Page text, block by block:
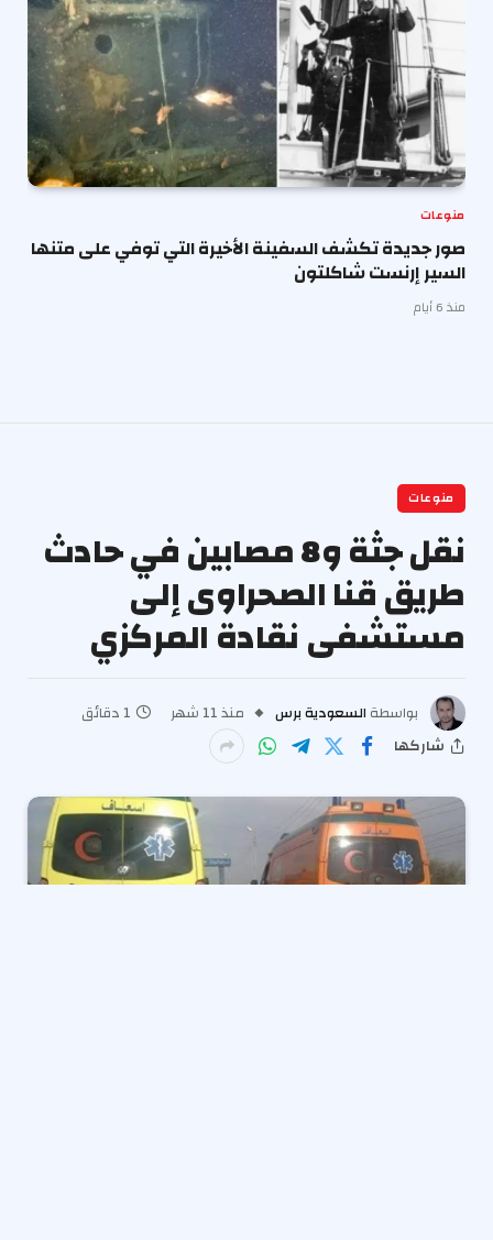
منوعات
صور جديدة تكشف السفينة الأخيرة التي توفي على متنها
السير إرنست شاكلتون
منذ 6 أيام
منوعات
نقل جثة و8 مصابين في حادث
طريق قنا الصحراوى إلى
مستشفى نقادة المركزي
بواسطة السعودية برس منذ 11 شهر
1 دقائق
شاركها